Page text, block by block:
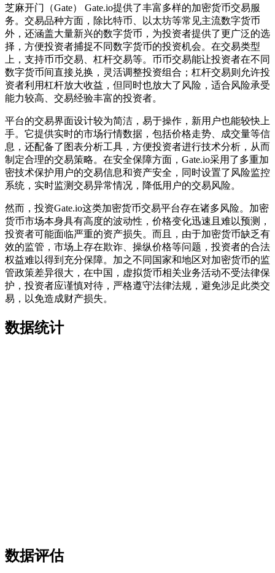
芝麻开门（Gate） Gate.io提供了丰富多样的加密货币交易服
务。交易品种方面，除比特币、以太坊等常见主流数字货币
外，还涵盖大量新兴的数字货币，为投资者提供了更广泛的选
择，方便投资者捕捉不同数字货币的投资机会。在交易类型
上，支持币币交易、杠杆交易等。币币交易能让投资者在不同
数字货币间直接兑换，灵活调整投资组合；杠杆交易则允许投
资者利用杠杆放大收益，但同时也放大了风险，适合风险承受
能力较高、交易经验丰富的投资者。
平台的交易界面设计较为简洁，易于操作，新用户也能较快上
手。它提供实时的市场行情数据，包括价格走势、成交量等信
息，还配备了图表分析工具，方便投资者进行技术分析，从而
制定合理的交易策略。在安全保障方面，Gate.io采用了多重加
密技术保护用户的交易信息和资产安全，同时设置了风险监控
系统，实时监测交易异常情况，降低用户的交易风险。
然而，投资Gate.io这类加密货币交易平台存在诸多风险。加密
货币市场本身具有高度的波动性，价格变化迅速且难以预测，
投资者可能面临严重的资产损失。而且，由于加密货币缺乏有
效的监管，市场上存在欺诈、操纵价格等问题，投资者的合法
权益难以得到充分保障。加之不同国家和地区对加密货币的监
管政策差异很大，在中国，虚拟货币相关业务活动不受法律保
护，投资者应谨慎对待，严格遵守法律法规，避免涉足此类交
易，以免造成财产损失。
数据统计
数据评估